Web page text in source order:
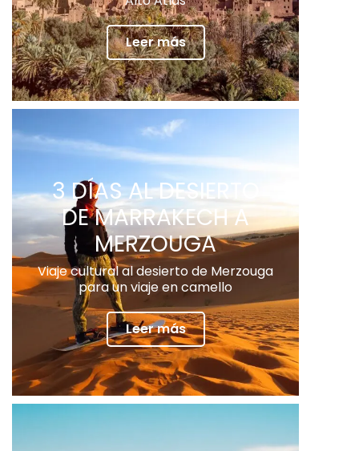
Leer más
3 DÍAS AL DESIERTO
DE MARRAKECH A
MERZOUGA
Viaje cultural al desierto de Merzouga
para un viaje en camello
Leer más